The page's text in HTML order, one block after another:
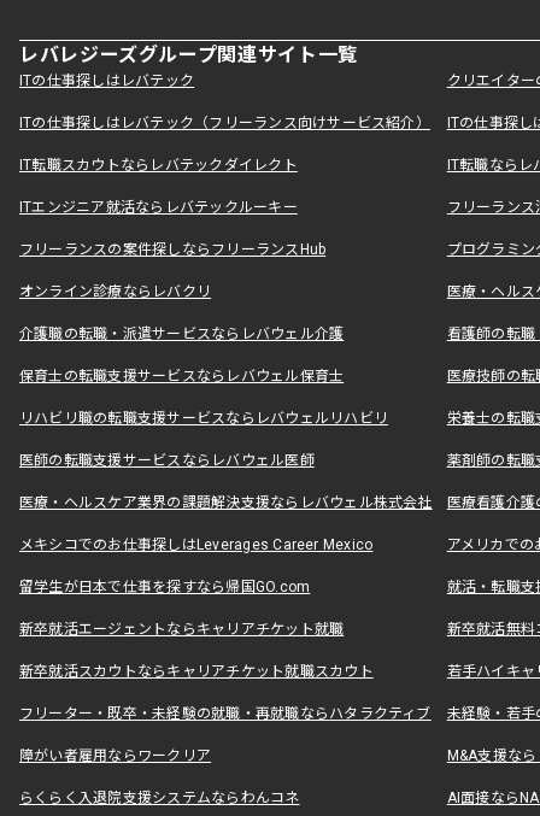
レバレジーズグループ関連サイト一覧
ITの仕事探しはレバテック クリエイタ
ITの仕事探しはレバテック（フリーランス向けサービス紹介） ITの仕事探
IT転職スカウトならレバテックダイレクト IT転職なら
ITエンジニア就活ならレバテックルーキー フリーラン
フリーランスの案件探しならフリーランスHub プログラミ
オンライン診療ならレバクリ 医療・ヘル
介護職の転職・派遣サービスならレバウェル介護 看護師の転
保育士の転職支援サービスならレバウェル保育士 医療技師の
リハビリ職の転職支援サービスならレバウェルリハビリ 栄養士の転
医師の転職支援サービスならレバウェル医師 薬剤師の転
医療・ヘルスケア業界の課題解決支援ならレバウェル株式会社 医療看護介
メキシコでのお仕事探しはLeverages Career Mexico アメリカで
留学生が日本で仕事を探すなら帰国GO.com 就活・転職
新卒就活エージェントならキャリアチケット就職 新卒就活無料
新卒就活スカウトならキャリアチケット就職スカウト 若手ハイキ
フリーター・既卒・未経験の就職・再就職ならハタラクティブ 未経験・若手
障がい者雇用ならワークリア M&A支援な
らくらく入退院支援システムならわんコネ AI面接なら